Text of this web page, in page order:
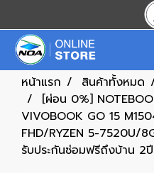
หน้าแรก สินค้าทั้งหมด
[ผ่อน 0%]
VIVOBOOK GO 15
FHD/RYZEN 5-7520U/
รับประกันซ่อมฟรีถึงบ้าน 2ปี